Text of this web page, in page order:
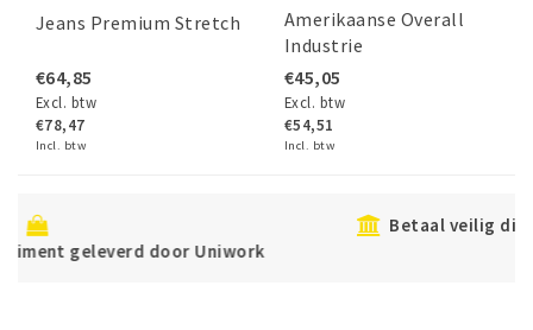
Jeans Premium Stretch
€64,85
Excl. btw
€78,47
Incl. btw
Amerikaanse Overall
Industrie
€45,05
Excl. btw
€54,51
Incl. btw
Betaal veilig direct of achteraf met Klarna